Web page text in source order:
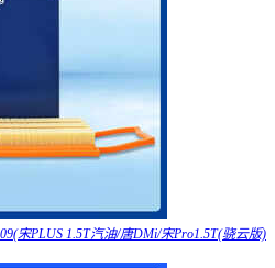
宋PLUS 1.5T汽油/唐DMi/宋Pro1.5T(骁云版)